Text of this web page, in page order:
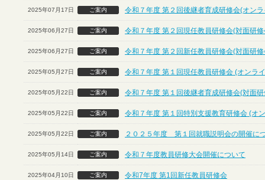
2025年07月17日 ご案内 令和７年度 第２回後継者育成研修会(オン
2025年06月27日 ご案内 令和７年度 第２回現任教員研修会(対面研
2025年06月27日 ご案内 令和７年度 第２回新任教員研修会(対面研
2025年05月27日 ご案内 令和７年度 第１回現任教員研修会 (オンラ
2025年05月22日 ご案内 令和７年度 第１回後継者育成研修会(対面
2025年05月22日 ご案内 令和７年度 第１回特別支援教育研修会 (オ
2025年05月22日 ご案内 ２０２５年度 第１回就職説明会の開催に
2025年05月14日 ご案内 令和７年度教員研修大会開催について
2025年04月10日 ご案内 令和7年度 第1回新任教員研修会